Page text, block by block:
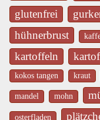
glutenfrei
hühnerbrust
kartoffeln
kokos tangen kraut
mandel mohn
osterfladen